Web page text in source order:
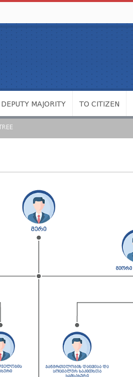
DEPUTY MAJORITY TO CITIZEN